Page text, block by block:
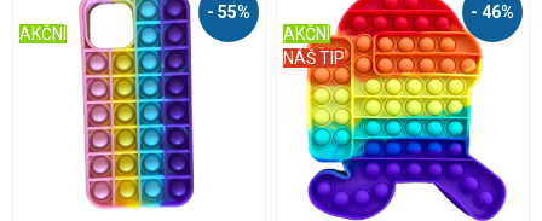
- 55%
AKČNÍ
- 46%
NÁŠ TIP
AKČNÍ